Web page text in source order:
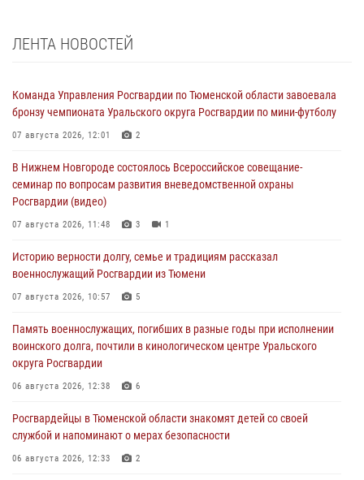
ЛЕНТА НОВОСТЕЙ
Команда Управления Росгвардии по Тюменской области завоевала
бронзу чемпионата Уральского округа Росгвардии по мини-футболу
07 августа 2026, 12:01 2
В Нижнем Новгороде состоялось Всероссийское совещание-
семинар по вопросам развития вневедомственной охраны
Росгвардии (видео)
07 августа 2026, 11:48 3 1
Историю верности долгу, семье и традициям рассказал
военнослужащий Росгвардии из Тюмени
07 августа 2026, 10:57 5
Память военнослужащих, погибших в разные годы при исполнении
воинского долга, почтили в кинологическом центре Уральского
округа Росгвардии
06 августа 2026, 12:38 6
Росгвардейцы в Тюменской области знакомят детей со своей
службой и напоминают о мерах безопасности
06 августа 2026, 12:33 2